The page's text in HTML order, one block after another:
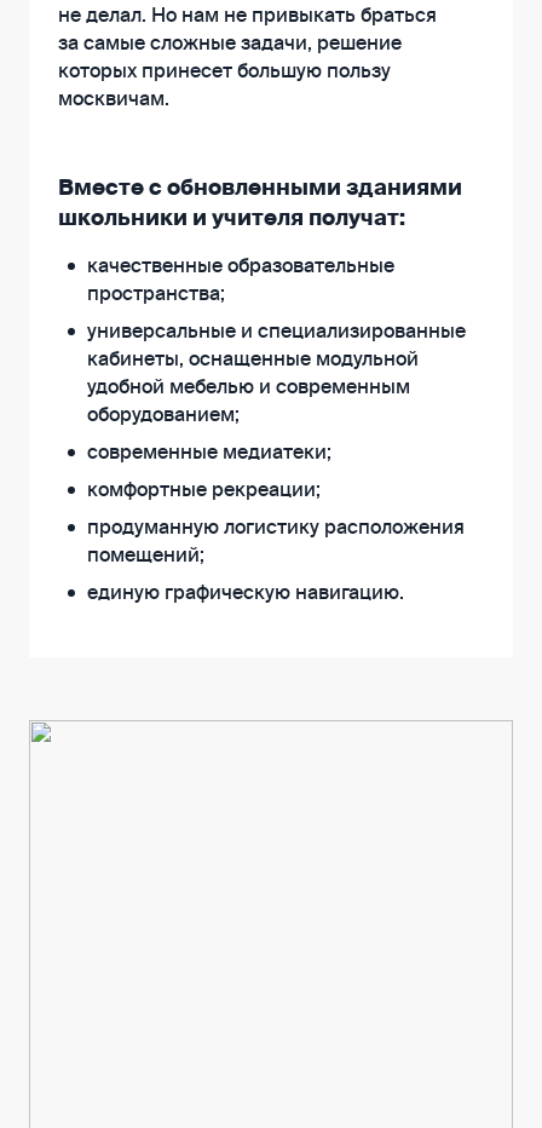
не делал. Но нам не привыкать браться
за самые сложные задачи, решение
которых принесет большую пользу
москвичам.
Вместе с обновленными зданиями
школьники и учителя получат:
качественные образовательные
пространства;
универсальные и специализированные
кабинеты, оснащенные модульной
удобной мебелью и современным
оборудованием;
современные медиатеки;
комфортные рекреации;
продуманную логистику расположения
помещений;
единую графическую навигацию.